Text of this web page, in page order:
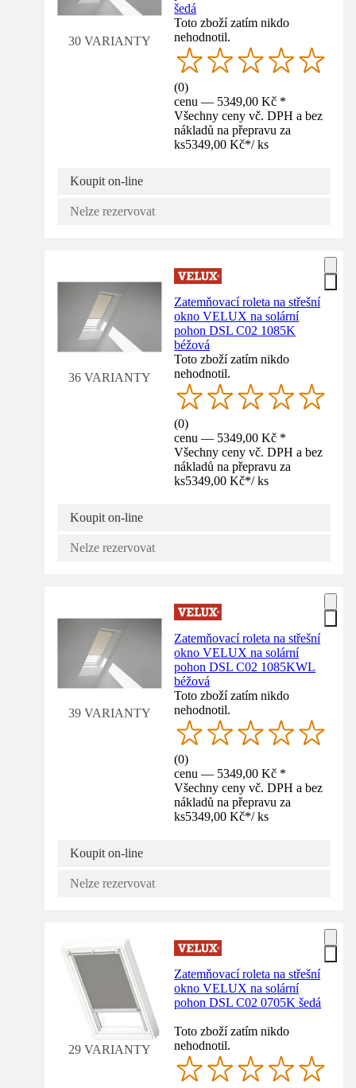
30 VARIANTY
šedá
Toto zboží zatím nikdo
nehodnotil.
(0)
cenu — 5349,00 Kč *
Všechny ceny vč. DPH a bez
nákladů na přepravu za
ks5349,00 Kč*/ ks
Koupit on-line
Nelze rezervovat
36 VARIANTY
Zatemňovací roleta na střešní
okno VELUX na solární
pohon DSL C02 1085K
béžová
Toto zboží zatím nikdo
nehodnotil.
(0)
cenu — 5349,00 Kč *
Všechny ceny vč. DPH a bez
nákladů na přepravu za
ks5349,00 Kč*/ ks
Koupit on-line
Nelze rezervovat
39 VARIANTY
Zatemňovací roleta na střešní
okno VELUX na solární
pohon DSL C02 1085KWL
béžová
Toto zboží zatím nikdo
nehodnotil.
(0)
cenu — 5349,00 Kč *
Všechny ceny vč. DPH a bez
nákladů na přepravu za
ks5349,00 Kč*/ ks
Koupit on-line
Nelze rezervovat
29 VARIANTY
Zatemňovací roleta na střešní
okno VELUX na solární
pohon DSL C02 0705K šedá
Toto zboží zatím nikdo
nehodnotil.